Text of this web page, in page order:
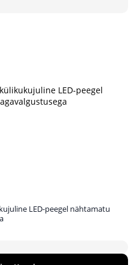
LED-peegel nähtamatu